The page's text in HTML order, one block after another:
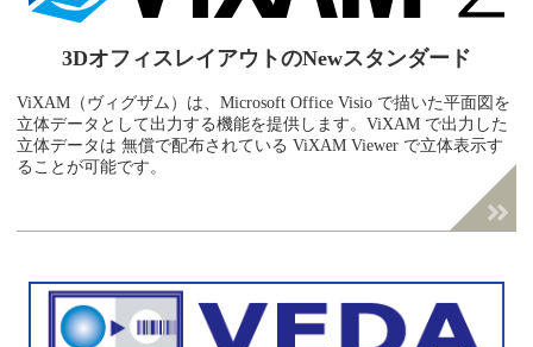
3DオフィスレイアウトのNewスタンダード
ViXAM（ヴィグザム）は、Microsoft Office Visio で描いた平面図を
立体データとして出力する機能を提供します。ViXAM で出力した
立体データは 無償で配布されている ViXAM Viewer で立体表示す
ることが可能です。